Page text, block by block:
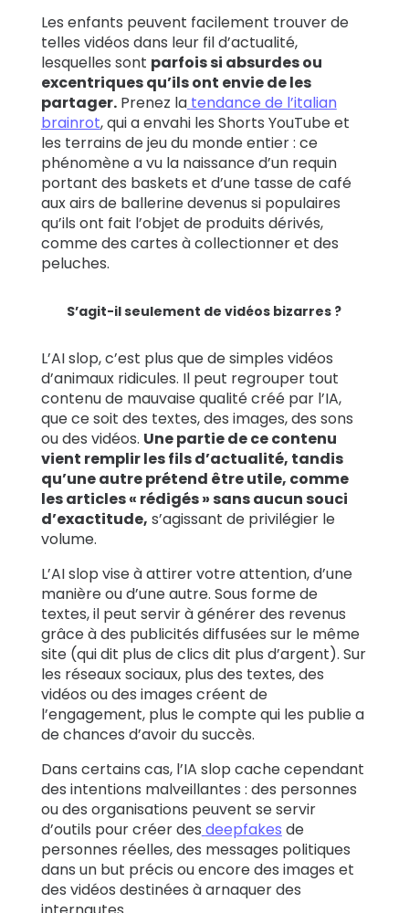
Les enfants peuvent facilement trouver de
telles vidéos dans leur fil d’actualité,
lesquelles sont parfois si absurdes ou
excentriques qu’ils ont envie de les
partager.Prenez la tendance de l’italian
brainrot, qui a envahi les Shorts YouTube et
les terrains de jeu du monde entier : ce
phénomène a vu la naissance d’un requin
portant des baskets et d’une tasse de café
aux airs de ballerine devenus si populaires
qu’ils ont fait l’objet de produits dérivés,
comme des cartes à collectionner et des
peluches.
S’agit-il seulement de vidéos bizarres ?
L’AI slop, c’est plus que de simples vidéos
d’animaux ridicules. Il peut regrouper tout
contenu de mauvaise qualité créé par l’IA,
que ce soit des textes, des images, des sons
ou des vidéos. Une partie de ce contenu
vient remplir les fils d’actualité, tandis
qu’une autre prétend être utile, comme
les articles « rédigés » sans aucun souci
d’exactitude, s’agissant de privilégier le
volume.
L’AI slop vise à attirer votre attention, d’une
manière ou d’une autre. Sous forme de
textes, il peut servir à générer des revenus
grâce à des publicités diffusées sur le même
site (qui dit plus de clics dit plus d’argent). Sur
les réseaux sociaux, plus des textes, des
vidéos ou des images créent de
l’engagement, plus le compte qui les publie a
de chances d’avoir du succès.
Dans certains cas, l’IA slop cache cependant
des intentions malveillantes : des personnes
ou des organisations peuvent se servir
d’outils pour créer des deepfakes de
personnes réelles, des messages politiques
dans un but précis ou encore des images et
des vidéos destinées à arnaquer des